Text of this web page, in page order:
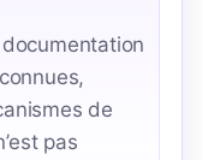
de
pas